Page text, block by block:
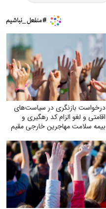
درخواست بازنگری در سیاست‌های
اقامتی و لغو الزام کد رهگیری و
بیمه سلامت مهاجرین خارجی مقیم